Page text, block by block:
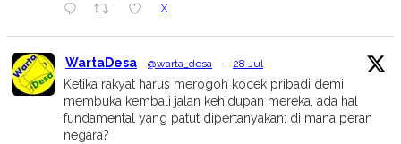
X
WartaDesa @warta_desa · 28 Jul
Ketika rakyat harus merogoh kocek pribadi demi
membuka kembali jalan kehidupan mereka, ada hal
fundamental yang patut dipertanyakan: di mana peran
negara?